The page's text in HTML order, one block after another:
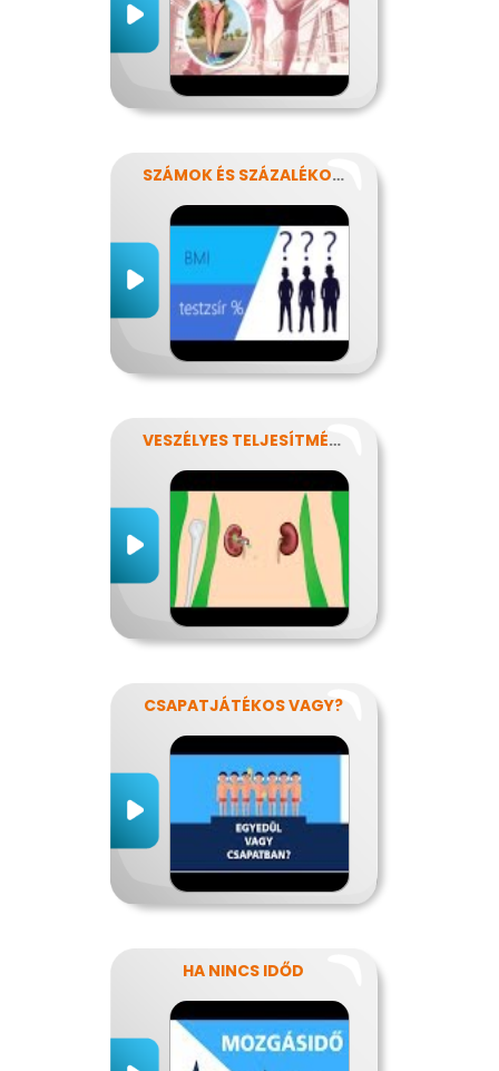
SZÁMOK ÉS SZÁZALÉKOK REJTELMEI
VESZÉLYES TELJESÍTMÉNY
CSAPATJÁTÉKOS VAGY?
HA NINCS IDŐD